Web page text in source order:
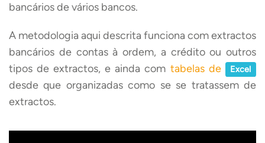
bancários de vários bancos.
A metodologia aqui descrita funciona com extractos
bancários de contas à ordem, a crédito ou outros
tipos de extractos, e ainda com tabelas de Excel
desde que organizadas como se se tratassem de
extractos.